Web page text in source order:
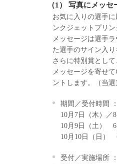
（1） 写真にメッ
お気に入りの選手
ンクジェットプリ
メッセージは選手
た選手のサイン入
さらに特別賞とし
メッセージを寄せ
ントします。（当選
期間／受付時間 ：
10月7日（木）
10月9日（土） 6
10月10日（日）
受付／実施場所